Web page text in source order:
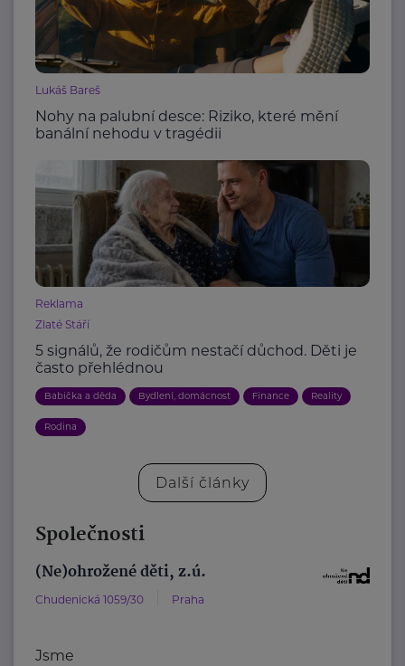
Lukáš Bareš
Nohy na palubní desce: Riziko, které mění
banální nehodu v tragédii
Reklama
Zlaté Stáří
5 signálů, že rodičům nestačí důchod. Děti je
často přehlédnou
Babička a děda Bydlení, domácnost Finance Reality
Rodina
Další články
Společnosti
(Ne)ohrožené děti, z.ú.
Chudenická 1059/30 Praha
Jsme